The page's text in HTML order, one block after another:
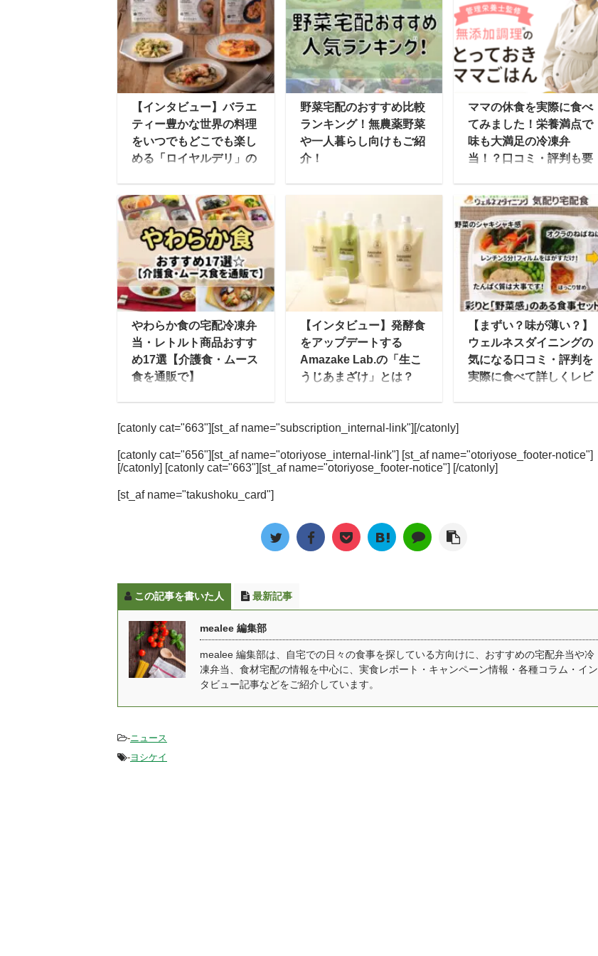
【インタビュー】バラエ
ティー豊かな世界の料理
をいつでもどこでも楽し
める「ロイヤルデリ」の
今回、レストランの味を
家庭で簡単に楽しめるフ
ローズンミールを提供し
ている「ロイヤルデリ」
にお話を伺いました。
「ロイヤルデリ」はEC
サイトを中心にロイヤル
ホストや天丼てんや、一
部専門店、空港レストラ
ン・高速サービスエリア
売店などでを販売してい
ます。 「ロイヤルデリ」
とは？ mealee 今回はイ
だきましてありがとうご
ざいます。まずは簡単に
自己紹介をお願いいたし
ィングス株式会社ロイヤ
野菜宅配のおすすめ比較
ランキング！無農薬野菜
や一人暮らし向けもご紹
介！
で買い物に出かけなくて
も、通販で購入できる野
菜宅配サービスは家庭の
強い味方です。手間がか
からないだけではなく、
日本全国から美味しい野
菜・無農薬野菜・有機栽
培の野菜など自分の好み
にあったお店をチョイス
できるのも人気のポイン
トです。 今回はmealee
編集部で日本全国の野菜
宅配を徹底比較して、人
ました。単純に安い・便
利という比較だけでな
く、安全性や商品数な
チェックしてみました。
料金表示について 本記事
において、各社の料金 ...
ママの休食を実際に食べ
てみました！栄養満点で
味も大満足の冷凍弁
当！？口コミ・評判も要
ママの休食は管理栄養士
が監修した無添加のお弁
当を届けてくれる、冷凍
宅食サービスです。その
名前の通り、徹底的に妊
娠中・産後のママのため
に考えて作られたお弁当
となっています。 妊娠中
一番つらい家事といわれ
る「料理」の手間からマ
マを解放できるようにと
いう思いからママの休食
は生まれています。 冷凍
る・洗い物も簡単です。
栄養面についても、妊娠
やわらか食の宅配冷凍弁
当・レトルト商品おすす
め17選【介護食・ムース
食を通販で】
食・介護予防食である
「やわらか食」が各社か
ら続々と登場していま
メニューとして提供され
から利用することができ
る冷凍おかず、ドラッグ
ストアやスーパーで買う
ことができるレトルトタ
イプのやわらか食まで、
現在購入することができ
る各社のやわらか食につ
いて紹介していきます。
配弁当サービス 最も利用
しやすいやわらか食は、
【インタビュー】発酵食
をアップデートする
Amazake Lab.の「生こ
うじあまざけ」とは？
いるあまざけを現代のス
タイルで提供する
Amazake Lab.代表の山
に応じていただき、あり
がとうございます。最初
に生・濃縮のこうじあま
ざけ専門ブランド
「Amazake Lab.」を展
開しています。 また、個
【まずい？味が薄い？】
ウェルネスダイニングの
気になる口コミ・評判を
実際に食べて詳しくレビ
ービスで、カロリーや塩
分・糖質などを制限した
ダイニングの気になる口
コミ・評判やコース別の
でわかった内容について
[catonly cat="663"][st_af name="subscription_internal-link"][/catonly]
[catonly cat="656"][st_af name="otoriyose_internal-link"] [st_af name="otoriyose_footer-notice"]
[/catonly] [catonly cat="663"][st_af name="otoriyose_footer-notice"] [/catonly]
[st_af name="takushoku_card"]
この記事を書いた人 最新記事
mealee 編集部
mealee 編集部は、自宅での日々の食事を探している方向けに、おすすめの宅配弁当や冷
凍弁当、食材宅配の情報を中心に、実食レポート・キャンペーン情報・各種コラム・イン
タビュー記事などをご紹介しています。
-ニュース
-ヨシケイ